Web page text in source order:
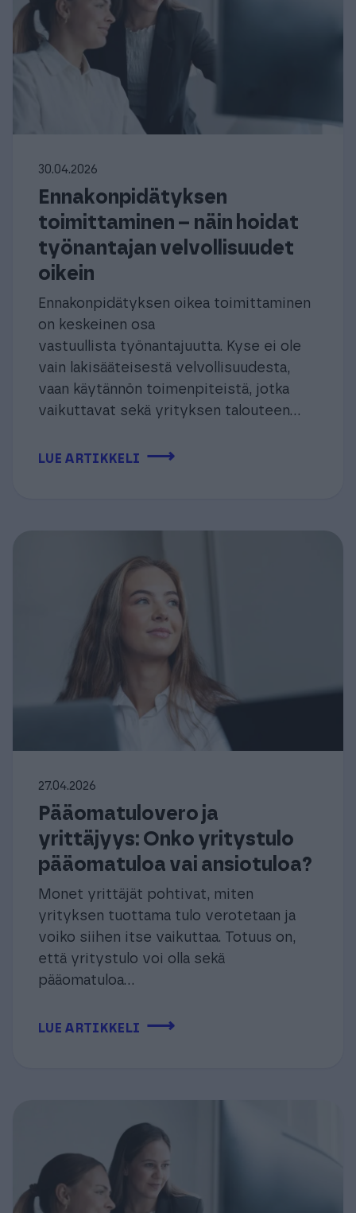
30.04.2026
Ennakonpidätyksen
toimittaminen – näin hoidat
työnantajan velvollisuudet
oikein
Ennakonpidätyksen oikea toimittaminen
on keskeinen osa
vastuullista työnantajuutta. Kyse ei ole
vain lakisääteisestä velvollisuudesta,
vaan käytännön toimenpiteistä, jotka
vaikuttavat sekä yrityksen talouteen...
LUE ARTIKKELI ⟶
27.04.2026
Pääomatulovero ja
yrittäjyys: Onko yritystulo
pääomatuloa vai ansiotuloa?
Monet yrittäjät pohtivat, miten
yrityksen tuottama tulo verotetaan ja
voiko siihen itse vaikuttaa. Totuus on,
että yritystulo voi olla sekä
pääomatuloa...
LUE ARTIKKELI ⟶